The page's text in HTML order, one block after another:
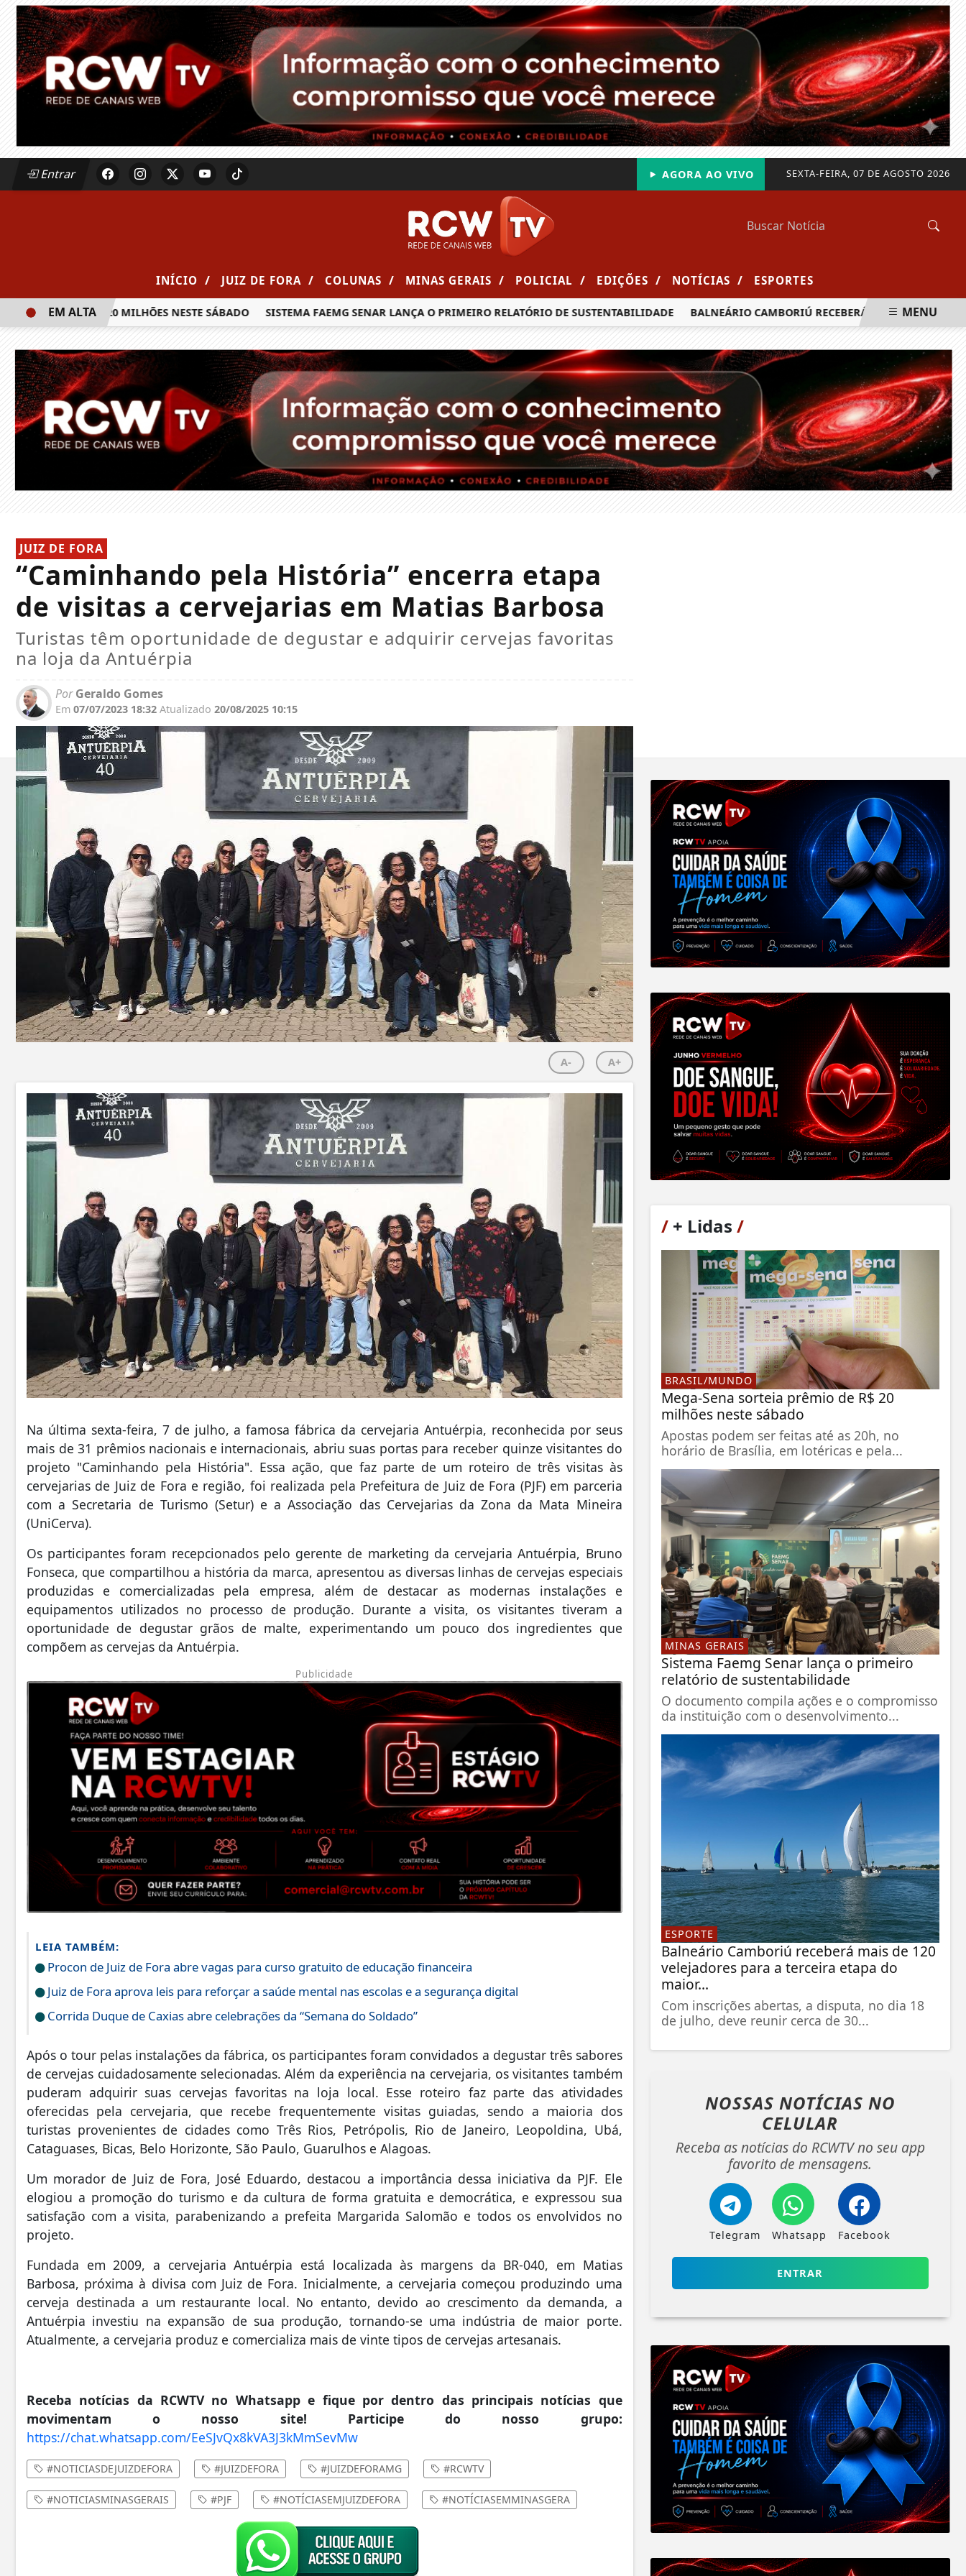
Entrar SEXTA-FEIRA, 07 DE AGOSTO 2026
AGORA AO VIVO
INÍCIO / JUIZ DE FORA / COLUNAS / MINAS GERAIS / POLICIAL / EDIÇÕES / NOTÍCIAS / ESPORTES
PRÊMIO DE R$ 20 MILHÕES NESTE SÁBADO SISTEMA FAEMG SENAR LANÇA O PRIMEIRO RELATÓRIO DE SUSTENTABILIDADE BALNEÁRIO CAMBORIÚ RECEBERÁ MAIS DE 120
EM ALTA MENU
JUIZ DE FORA
“Caminhando pela História” encerra etapa
de visitas a cervejarias em Matias Barbosa
Turistas têm oportunidade de degustar e adquirir cervejas favoritas
na loja da Antuérpia
PorGeraldo Gomes
Em 07/07/2023 18:32 Atualizado 20/08/2025 10:15
A- A+
Na última sexta-feira, 7 de julho, a famosa fábrica da cervejaria Antuérpia, reconhecida por seus
mais de 31 prêmios nacionais e internacionais, abriu suas portas para receber quinze visitantes do
projeto "Caminhando pela História". Essa ação, que faz parte de um roteiro de três visitas às
cervejarias de Juiz de Fora e região, foi realizada pela Prefeitura de Juiz de Fora (PJF) em parceria
com a Secretaria de Turismo (Setur) e a Associação das Cervejarias da Zona da Mata Mineira
(UniCerva).
Os participantes foram recepcionados pelo gerente de marketing da cervejaria Antuérpia, Bruno
Fonseca, que compartilhou a história da marca, apresentou as diversas linhas de cervejas especiais
produzidas e comercializadas pela empresa, além de destacar as modernas instalações e
equipamentos utilizados no processo de produção. Durante a visita, os visitantes tiveram a
oportunidade de degustar grãos de malte, experimentando um pouco dos ingredientes que
compõem as cervejas da Antuérpia.
Publicidade
LEIA TAMBÉM:
Procon de Juiz de Fora abre vagas para curso gratuito de educação financeira
Juiz de Fora aprova leis para reforçar a saúde mental nas escolas e a segurança digital
Corrida Duque de Caxias abre celebrações da “Semana do Soldado”
Após o tour pelas instalações da fábrica, os participantes foram convidados a degustar três sabores
de cervejas cuidadosamente selecionadas. Além da experiência na cervejaria, os visitantes também
puderam adquirir suas cervejas favoritas na loja local. Esse roteiro faz parte das atividades
oferecidas pela cervejaria, que recebe frequentemente visitas guiadas, sendo a maioria dos
turistas provenientes de cidades como Três Rios, Petrópolis, Rio de Janeiro, Leopoldina, Ubá,
Cataguases, Bicas, Belo Horizonte, São Paulo, Guarulhos e Alagoas.
Um morador de Juiz de Fora, José Eduardo, destacou a importância dessa iniciativa da PJF. Ele
elogiou a promoção do turismo e da cultura de forma gratuita e democrática, e expressou sua
satisfação com a visita, parabenizando a prefeita Margarida Salomão e todos os envolvidos no
projeto.
Fundada em 2009, a cervejaria Antuérpia está localizada às margens da BR-040, em Matias
Barbosa, próxima à divisa com Juiz de Fora. Inicialmente, a cervejaria começou produzindo uma
cerveja destinada a um restaurante local. No entanto, devido ao crescimento da demanda, a
Antuérpia investiu na expansão de sua produção, tornando-se uma indústria de maior porte.
Atualmente, a cervejaria produz e comercializa mais de vinte tipos de cervejas artesanais.
Receba notícias da RCWTV no Whatsapp e fique por dentro das principais notícias que
movimentam o nosso site! Participe do nosso grupo:
https://chat.whatsapp.com/EeSJvQx8kVA3J3kMmSevMw
#NOTICIASDEJUIZDEFORA #JUIZDEFORA #JUIZDEFORAMG #RCWTV
#NOTICIASMINASGERAIS #PJF #NOTÍCIASEMJUIZDEFORA #NOTÍCIASEMMINASGERA
/+ Lidas /
BRASIL/MUNDO
Mega-Sena sorteia prêmio de R$ 20
milhões neste sábado
Apostas podem ser feitas até as 20h, no
horário de Brasília, em lotéricas e pela...
MINAS GERAIS
Sistema Faemg Senar lança o primeiro
relatório de sustentabilidade
O documento compila ações e o compromisso
da instituição com o desenvolvimento...
ESPORTE
Balneário Camboriú receberá mais de 120
velejadores para a terceira etapa do
maior...
Com inscrições abertas, a disputa, no dia 18
de julho, deve reunir cerca de 30...
NOSSAS NOTÍCIAS NO
CELULAR
Receba as notícias do RCWTV no seu app
favorito de mensagens.
Telegram Whatsapp Facebook
ENTRAR